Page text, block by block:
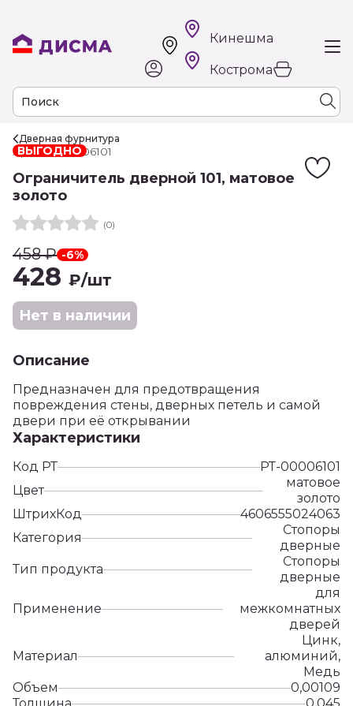
Кинешма
Кострома
Дверная фурнитура
ВЫГОДНО
Арт. РТ-00006101
Ограничитель дверной 101, матовое
золото
(0)
458₽ -6%
428 ₽/шт
Нет в наличии
Описание
Предназначен для предотвращения
повреждения стены, дверных петель и самой
двери при её открывании
Характеристики
Код РТ
РТ-00006101
Цвет
матовое
золото
ШтрихКод
4606555024063
Категория
Стопоры
дверные
Тип продукта
Стопоры
дверные
Применение
для
межкомнатных
дверей
Материал
Цинк,
алюминий,
Медь
Объем
0,00109